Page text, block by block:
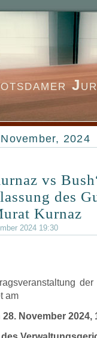
otsdamer J
2024
vs
des
Kurnaz
2024 19:30
am
November 2024,